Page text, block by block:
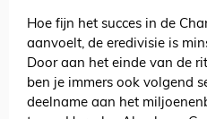
Hoe fijn het succes in de
aanvoelt, de eredivisie is
Door aan het einde van de
ben je immers ook volgend
deelname aan het